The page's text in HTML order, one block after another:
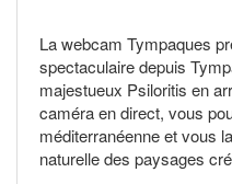
La webcam Tympaques
spectaculaire depuis
majestueux Psiloritis en
caméra en direct, vous
méditerranéenne et vous
naturelle des paysages